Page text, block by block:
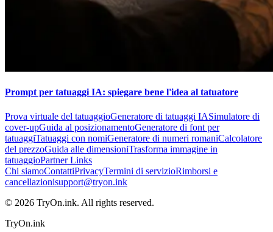
Prompt per tatuaggi IA: spiegare bene l'idea al tatuatore
Prova virtuale del tatuaggioGeneratore di tatuaggi IASimulatore di
cover-upGuida al posizionamentoGeneratore di font per
tatuaggiTatuaggi con nomiGeneratore di numeri romaniCalcolatore
del prezzoGuida alle dimensioniTrasforma immagine in
tatuaggioPartner Links
Chi siamoContattiPrivacyTermini di servizioRimborsi e
cancellazionisupport@tryon.ink
© 2026 TryOn.ink. All rights reserved.
TryOn.ink